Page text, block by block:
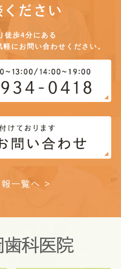
ください
徒歩4分にある
にお問い合わせください。
一覧へ >